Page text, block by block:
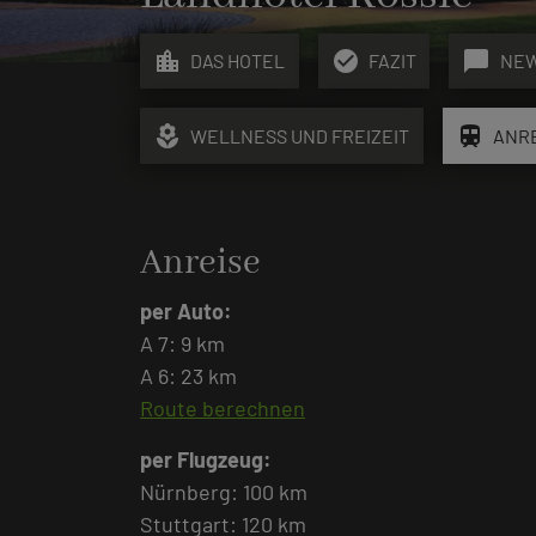
location_city DAS HOTEL check_circle FAZIT chat_bubble
local_florist WELLNESS UND FREIZEIT train
Anreise
per Auto:
A 7: 9 km
A 6: 23 km
Route berechnen
per Flugzeug:
Nürnberg: 100 km
Stuttgart: 120 km